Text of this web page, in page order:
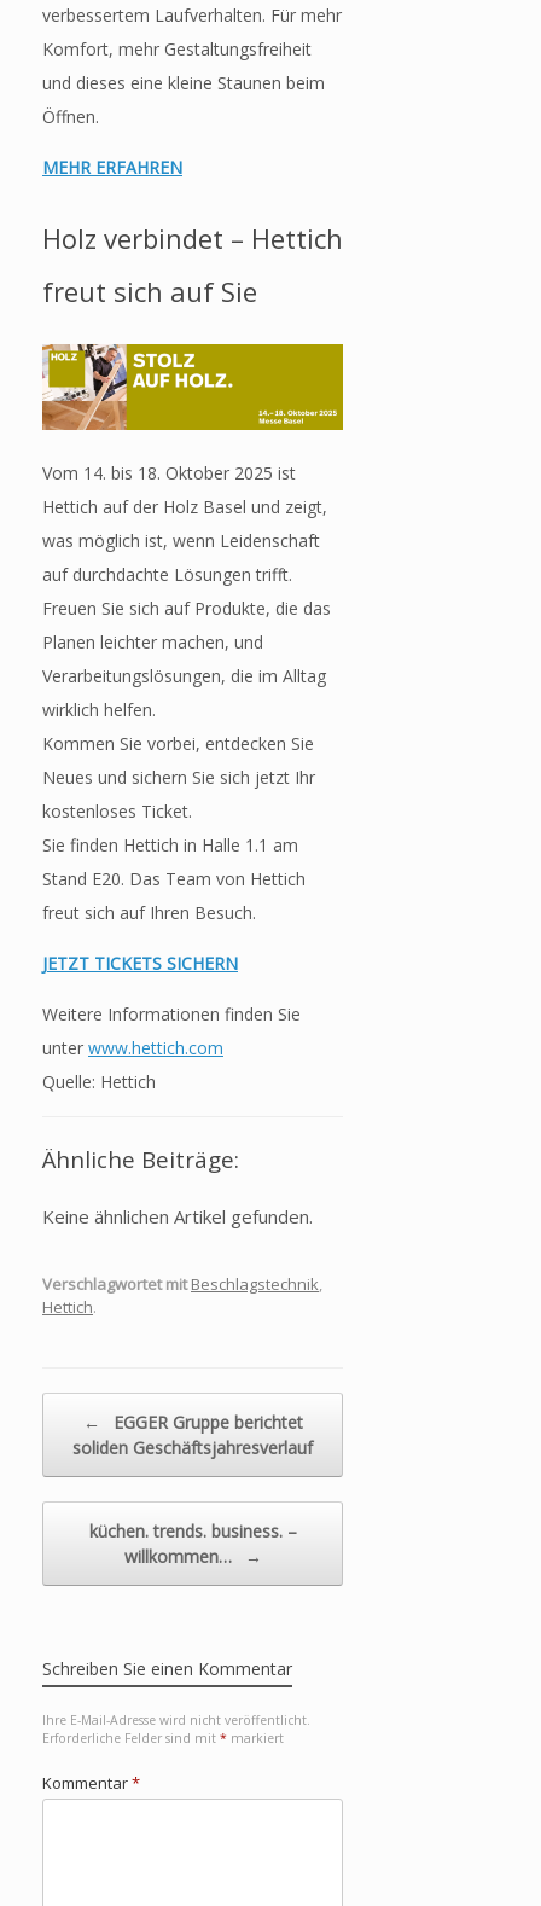
verbessertem Laufverhalten. Für mehr
Komfort, mehr Gestaltungsfreiheit
und dieses eine kleine Staunen beim
Öffnen.
MEHR ERFAHREN
Holz verbindet – Hettich
freut sich auf Sie
Vom 14. bis 18. Oktober 2025 ist
Hettich auf der Holz Basel und zeigt,
was möglich ist, wenn Leidenschaft
auf durchdachte Lösungen trifft.
Freuen Sie sich auf Produkte, die das
Planen leichter machen, und
Verarbeitungslösungen, die im Alltag
wirklich helfen.
Kommen Sie vorbei, entdecken Sie
Neues und sichern Sie sich jetzt Ihr
kostenloses Ticket.
Sie finden Hettich in Halle 1.1 am
Stand E20. Das Team von Hettich
freut sich auf Ihren Besuch.
JETZT TICKETS SICHERN
Weitere Informationen finden Sie
unter www.hettich.com
Quelle: Hettich
Ähnliche Beiträge:
Keine ähnlichen Artikel gefunden.
Verschlagwortet mit Beschlagstechnik,
Hettich.
←
EGGER Gruppe berichtet
soliden Geschäftsjahresverlauf
küchen. trends. business. –
willkommen…
→
Schreiben Sie einen Kommentar
Ihre E-Mail-Adresse wird nicht veröffentlicht.
Erforderliche Felder sind mit * markiert
Kommentar*